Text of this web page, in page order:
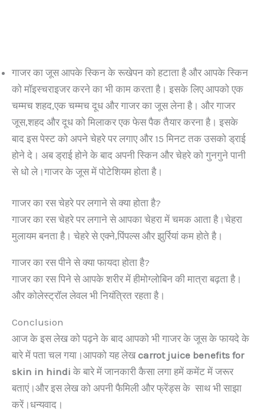
गाजर का जूस आपके स्किन के रूखेपन को हटाता है और आपके स्किन
को मॉइस्चराइजर करने का भी काम करता है। इसके लिए आपको एक
चम्मच शहद,एक चम्मच दूध और गाजर का जूस लेना है। और गाजर
जूस,शहद और दूध को मिलाकर एक फेस पैक तैयार करना है। इसके
बाद इस पेस्ट को अपने चेहरे पर लगाए और 15 मिनट तक उसको ड्राई
होने दे। अब ड्राई होने के बाद अपनी स्किन और चेहरे को गुनगुने पानी
से धो ले।गाजर के जूस में पोटेशियम होता है।
गाजर का रस चेहरे पर लगाने से क्या होता है?
गाजर का रस चेहरे पर लगाने से आपका चेहरा में चमक आता है।चेहरा
मुलायम बनता है। चेहरे से एक्ने,पिंपल्स और झुर्रियां कम होते है।
गाजर का रस पीने से क्या फायदा होता है?
गाजर का रस पिने से आपके शरीर में हीमोग्लोबिन की मात्रा बढ़ता है।
और कोलेस्ट्रॉल लेवल भी नियंत्रित रहता है।
Conclusion
आज के इस लेख को पढ़ने के बाद आपको भी गाजर के जूस के फायदे के
बारे में पता चल गया।आपको यह लेखcarrot juice benefits for
skin in hindi के बारे में जानकारी कैसा लगा हमें कमेंट में जरूर
बताएं।और इस लेख को अपनी फैमिली और फ्रेंड्स के साथ भी साझा
करें।धन्यवाद।